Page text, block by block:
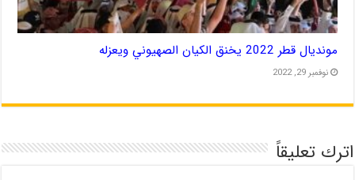
مونديال قطر 2022 يخنق الكيان الصهيوني ويعزله
نوفمبر 29, 2022
اترك تعليقاً